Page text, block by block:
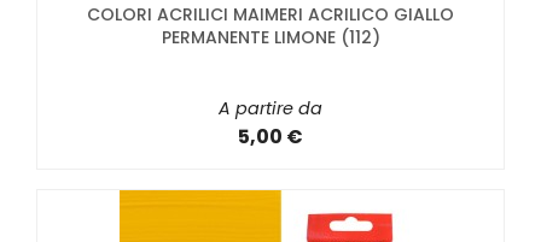
COLORI ACRILICI MAIMERI ACRILICO GIALLO
PERMANENTE LIMONE (112)
A partire da
5,00 €